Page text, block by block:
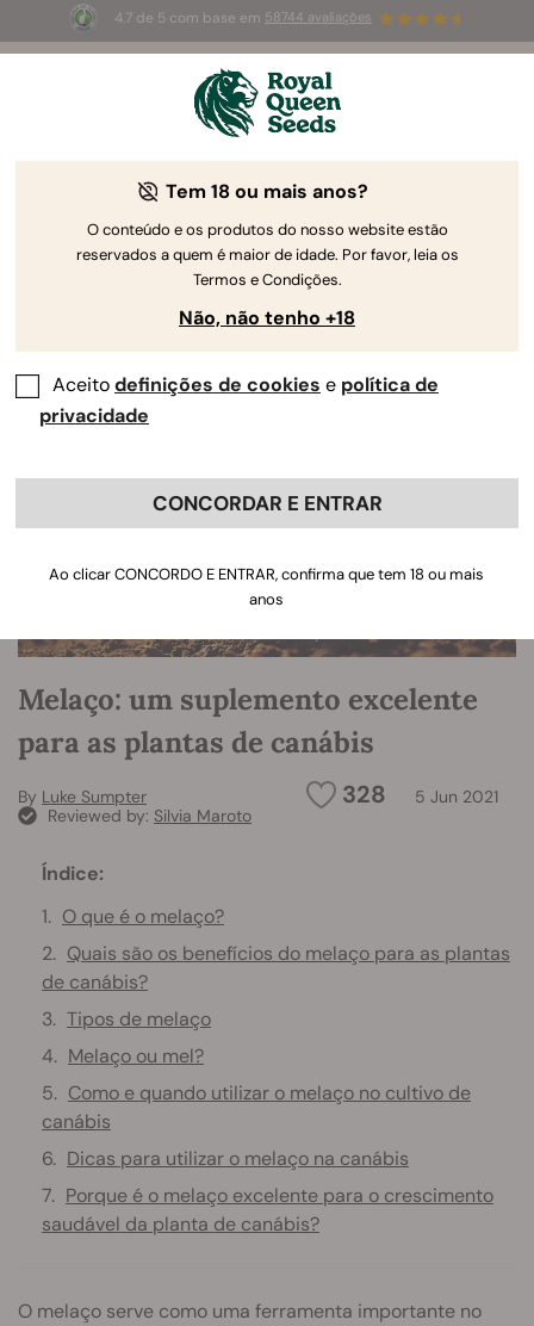
4.7 de 5 com base em 58744 avaliações
Summer Sales: até 50%
de desconto! ⏤
O Guia de Cultivo da Canábis pela Royal Queen Seeds
Localizador de Guias de Cultivo
Melaço: um suplemento excelente
para as plantas de canábis
328 5 Jun 2021
By Luke Sumpter
Reviewed by: Silvia Maroto
Índice:
O que é o melaço?
Quais são os benefícios do melaço para as plantas
de canábis?
Tipos de melaço
Melaço ou mel?
Como e quando utilizar o melaço no cultivo de
canábis
Dicas para utilizar o melaço na canábis
Porque é o melaço excelente para o crescimento
saudável da planta de canábis?
O melaço serve como uma ferramenta importante no
Tem 18 ou mais anos?
O conteúdo e os produtos do nosso website estão
reservados a quem é maior de idade. Por favor, leia os
Termos e Condições.
Não, não tenho +18
Aceitodefinições de cookies e política de
privacidade
CONCORDAR E ENTRAR
Ao clicar CONCORDO E ENTRAR, confirma que tem 18 ou mais
anos